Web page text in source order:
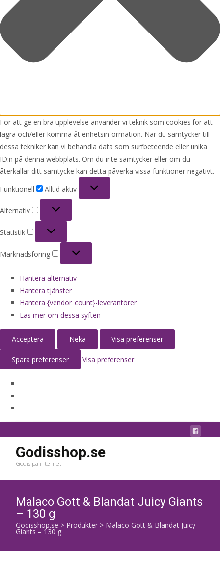
För att ge en bra upplevelse använder vi teknik som cookies för att
lagra och/eller komma åt enhetsinformation. När du samtycker till
dessa tekniker kan vi behandla data som surfbeteende eller unika
ID:n på denna webbplats. Om du inte samtycker eller om du
återkallar ditt samtycke kan detta påverka vissa funktioner negativt.
Funktionell
Alltid aktiv
Alternativ
Statistik
Marknadsföring
Hantera alternativ
Hantera tjänster
Hantera {vendor_count}-leverantörer
Läs mer om dessa syften
Acceptera Neka Visa preferenser
Spara preferenser Visa preferenser
Godisshop.se
Godis på internet
Malaco Gott & Blandat Juicy Giants
– 130 g
Godisshop.se > Produkter > Malaco Gott & Blandat Juicy
Giants – 130 g